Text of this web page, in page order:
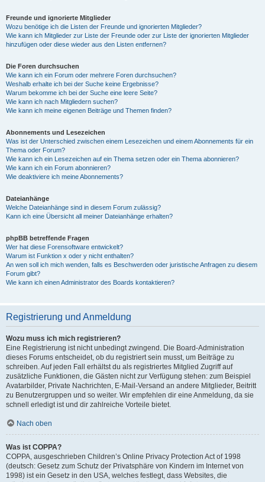
Freunde und ignorierte Mitglieder
Wozu benötige ich die Listen der Freunde und ignorierten Mitglieder?
Wie kann ich Mitglieder zur Liste der Freunde oder zur Liste der ignorierten Mitglieder
hinzufügen oder diese wieder aus den Listen entfernen?
Die Foren durchsuchen
Wie kann ich ein Forum oder mehrere Foren durchsuchen?
Weshalb erhalte ich bei der Suche keine Ergebnisse?
Warum bekomme ich bei der Suche eine leere Seite?
Wie kann ich nach Mitgliedern suchen?
Wie kann ich meine eigenen Beiträge und Themen finden?
Abonnements und Lesezeichen
Was ist der Unterschied zwischen einem Lesezeichen und einem Abonnements für ein
Thema oder Forum?
Wie kann ich ein Lesezeichen auf ein Thema setzen oder ein Thema abonnieren?
Wie kann ich ein Forum abonnieren?
Wie deaktiviere ich meine Abonnements?
Dateianhänge
Welche Dateianhänge sind in diesem Forum zulässig?
Kann ich eine Übersicht all meiner Dateianhänge erhalten?
phpBB betreffende Fragen
Wer hat diese Forensoftware entwickelt?
Warum ist Funktion x oder y nicht enthalten?
An wen soll ich mich wenden, falls es Beschwerden oder juristische Anfragen zu diesem
Forum gibt?
Wie kann ich einen Administrator des Boards kontaktieren?
Registrierung und Anmeldung
Wozu muss ich mich registrieren?
Eine Registrierung ist nicht unbedingt zwingend. Die Board-Administration
dieses Forums entscheidet, ob du registriert sein musst, um Beiträge zu
schreiben. Auf jeden Fall erhältst du als registriertes Mitglied Zugriff auf
zusätzliche Funktionen, die Gästen nicht zur Verfügung stehen: zum Beispiel
Avatarbilder, Private Nachrichten, E-Mail-Versand an andere Mitglieder, Beitritt
zu Benutzergruppen und so weiter. Wir empfehlen dir eine Anmeldung, da sie
schnell erledigt ist und dir zahlreiche Vorteile bietet.
Nach oben
Was ist COPPA?
COPPA, ausgeschrieben Children’s Online Privacy Protection Act of 1998
(deutsch: Gesetz zum Schutz der Privatsphäre von Kindern im Internet von
1998) ist ein Gesetz in den USA, welches festlegt, dass Websites, die